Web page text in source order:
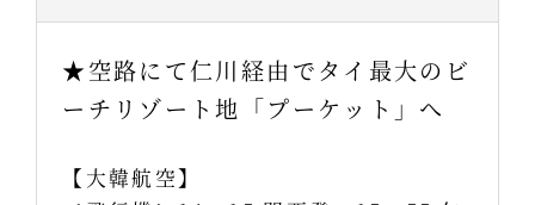
★空路にて仁川経由でタイ最大のビ
ーチリゾート地「プーケット」へ
【大韓航空】